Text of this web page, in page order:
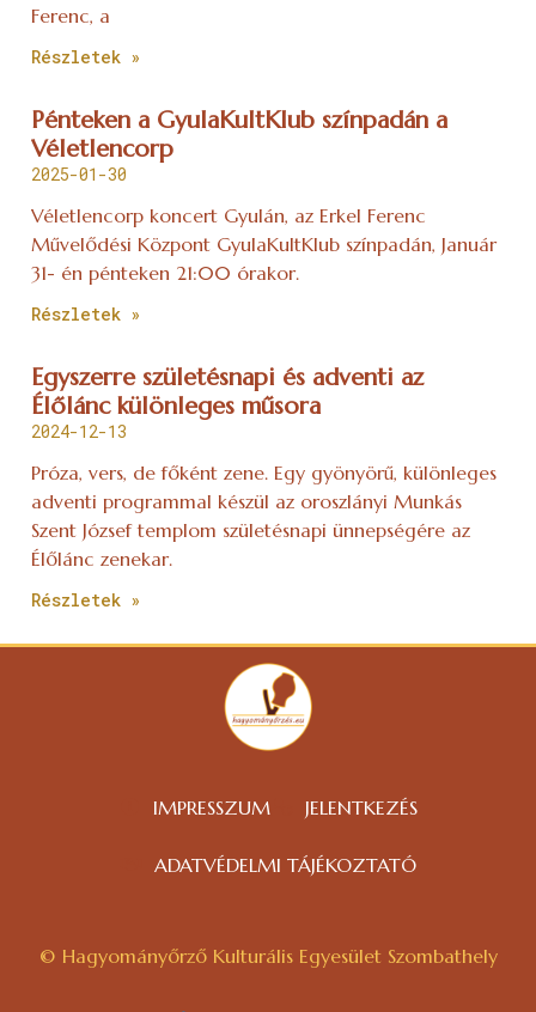
Ferenc, a
Részletek »
Pénteken a GyulaKultKlub színpadán a
Véletlencorp
2025-01-30
Véletlencorp koncert Gyulán, az Erkel Ferenc
Művelődési Központ GyulaKultKlub színpadán, Január
31- én pénteken 21:00 órakor.
Részletek »
Egyszerre születésnapi és adventi az
Élőlánc különleges műsora
2024-12-13
Próza, vers, de főként zene. Egy gyönyörű, különleges
adventi programmal készül az oroszlányi Munkás
Szent József templom születésnapi ünnepségére az
Élőlánc zenekar.
Részletek »
IMPRESSZUM JELENTKEZÉS
ADATVÉDELMI TÁJÉKOZTATÓ
© Hagyományőrző Kulturális Egyesület Szombathely